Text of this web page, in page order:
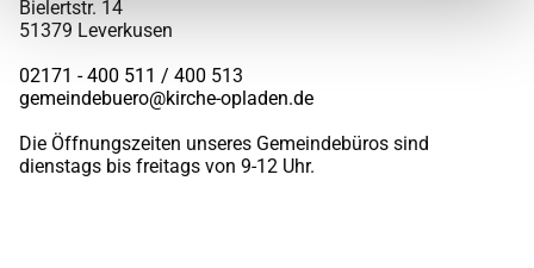
Bielertstr. 14
51379 Leverkusen
02171 - 400 511 / 400 513
gemeindebuero@kirche-opladen.de
Die Öffnungszeiten unseres Gemeindebüros sind
dienstags bis freitags von 9-12 Uhr.